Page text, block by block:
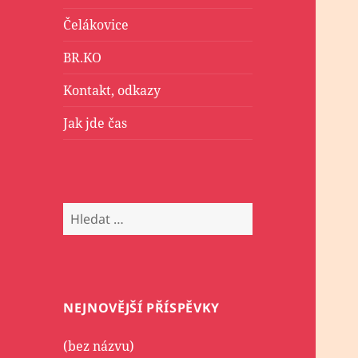
Čelákovice
BR.KO
Kontakt, odkazy
Jak jde čas
Vyhledávání
NEJNOVĚJŠÍ PŘÍSPĚVKY
(bez názvu)